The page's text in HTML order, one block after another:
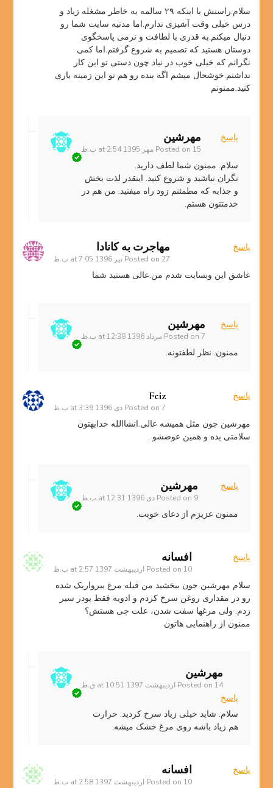
سلام.راستش با اینکه ۲۹ سالمه به خاطر مشغله زیاد و
درس خیلی وقت آشپزی ندارم.اما مدتیه سایت شما رو
دنبال میکنم.به قدری با لطافت و نرمی پاسخگوی
دوستان هستید که تصمیم به شروع گرفتم.اما کمی
نگرانم که خیلی خوب در نیاد چون دستی تو این کار
نداشتم.خوشحال میشم اگه بنده رو هم تو این زمینه یاری
کنید.ممنونم
مهرشین
Posted on 15 مهر 1395 at 2:54 ب.ظ
پاسخ
سلام. ممنون شما لطف دارید.
نگران نباشید و شروع کنید. اینقدر لذت بخش
و جذابه که مطمئنم زود راه میفتید. من هم در
خدمتتون هستم.
مهاجرت به کانادا
Posted on 27 تیر 1396 at 7:05 ب.ظ
پاسخ
عاشق این وبسایت شدم من.عالی هستید شما
مهرشین
Posted on7 مرداد 1396 at 12:38 ب.ظ
پاسخ
ممنون. نظر لطفتونه.
Feiz
Posted on7 دی 1396 at 3:39 ب.ظ
پاسخ
مهرشین جون مثل همیشه عالی.انشاالله خدابهتون
سلامتی بده و همین عوضشو .
مهرشین
Posted on 9 دی 1396 at 12:31 ب.ظ
پاسخ
ممنون عزیزم از دعای خوبت.
افسانه
Posted on 10 اردیبهشت 1397 at 2:57 ب.ظ
پاسخ
سلام مهرشین جون ببخشید من فیله مرغ ببرواریک شده
رو در مقداری روغن سرخ کردم و ادویه فقط پودر سیر
زدم. ولی مرغها سفت شدن، علت چی هستش؟
ممنون از راهنمایی هاتون
مهرشین
Posted on 14 اردیبهشت 1397 at 10:51 ق.ظ
پاسخ
سلام. شاید خیلی زیاد سرخ کردید. حرارت
هم زیاد باشه روی مرغ خشک میشه.
افسانه
Posted on 10 اردیبهشت 1397 at 2:58 ب.ظ
پاسخ